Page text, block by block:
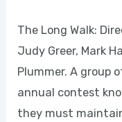
The Long Walk:
Judy Greer, Mark
Plummer. A group
annual contest
they must